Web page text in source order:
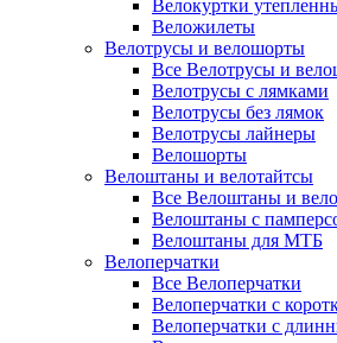
Велокуртки
Веложилеты
Велотрусы и велошорты
Все Велотрусы и
Велотрусы с лямками
Велотрусы без лямок
Велотрусы лайнеры
Велошорты
Велоштаны и велотайтсы
Все Велоштаны и
Велоштаны с
Велоштаны для МТБ
Велоперчатки
Все Велоперчатки
Велоперчатки с
Велоперчатки с